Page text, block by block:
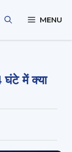
MENU
घंटे में क्या